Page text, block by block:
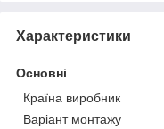
Характеристики
Основні
Країна виробник
Варіант монтажу